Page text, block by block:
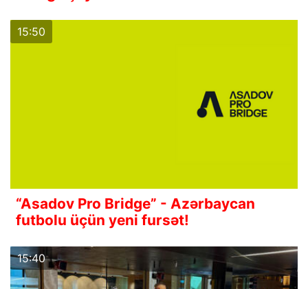
15:50
“Asadov Pro Bridge” - Azərbaycan
futbolu üçün yeni fursət!
15:40